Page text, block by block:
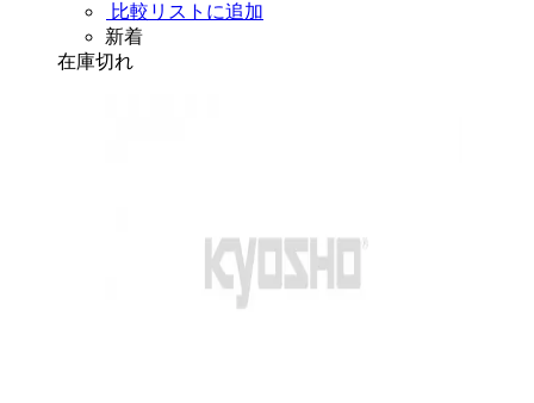
比較リストに追加
新着
在庫切れ